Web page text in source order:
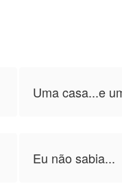
Uma casa...e
Eu não sabia...